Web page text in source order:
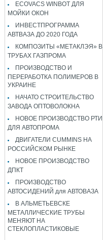
ECOVACS WINBOT ДЛЯ
МОЙКИ ОКОН
ИНВЕСТПРОГРАММА
АВТВАЗА ДО 2020 ГОДА
КОМПОЗИТЫ «МЕТАКЛЭЯ» В
ТРУБАХ ГАЗПРОМА
ПРОИЗВОДСТВО И
ПЕРЕРАБОТКА ПОЛИМЕРОВ В
УКРАИНЕ
НАЧАТО СТРОИТЕЛЬСТВО
ЗАВОДА ОПТОВОЛОКНА
НОВОЕ ПРОИЗВОДСТВО РТИ
ДЛЯ АВТОПРОМА
ДВИГАТЕЛИ CUMMINS НА
РОССИЙСКОМ РЫНКЕ
НОВОЕ ПРОИЗВОДСТВО
ДПКТ
ПРОИЗВОДСТВО
АВТОСИДЕНИЙ для АВТОВАЗА
В АЛЬМЕТЬЕВСКЕ
МЕТАЛЛИЧЕСКИЕ ТРУБЫ
МЕНЯЮТ НА
СТЕКЛОПЛАСТИКОВЫЕ